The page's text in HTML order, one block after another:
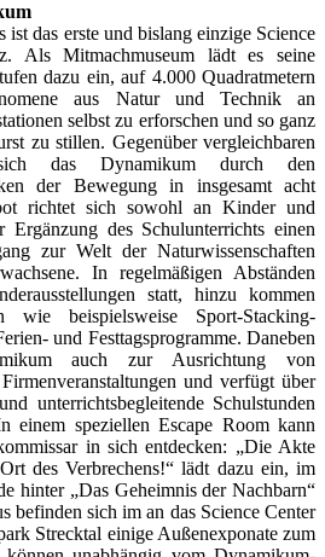
das erste und bislang einzige Science
Als Mitmachmuseum lädt es seine
dazu ein, auf 4.000 Quadratmetern
aus Natur und Technik an
selbst zu erforschen und so ganz
zu stillen. Gegenüber vergleichbaren
das Dynamikum durch den
der Bewegung in insgesamt acht
richtet sich sowohl an Kinder und
des Schulunterrichts einen
zur Welt der Naturwissenschaften
In regelmäßigen Abständen
statt, hinzu kommen
wie beispielsweise Sport-Stacking-
und Festtagsprogramme. Daneben
auch zur Ausrichtung von
und verfügt über
unterrichtsbegleitende Schulstunden
einem speziellen Escape Room kann
in sich entdecken: „Die Akte
des Verbrechens!“ lädt dazu ein, im
hinter „Das Geheimnis der Nachbarn“
befinden sich im an das Science Center
Strecktal einige Außenexponate zum